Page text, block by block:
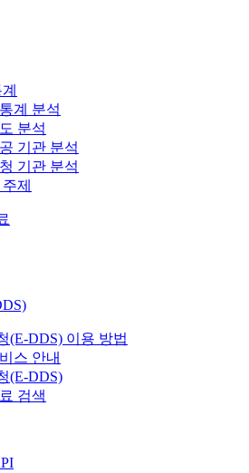
계 분석
분석
기관 분석
기관 분석
제
(E-DDS) 이용 방법
스 안내
(E-DDS)
검색